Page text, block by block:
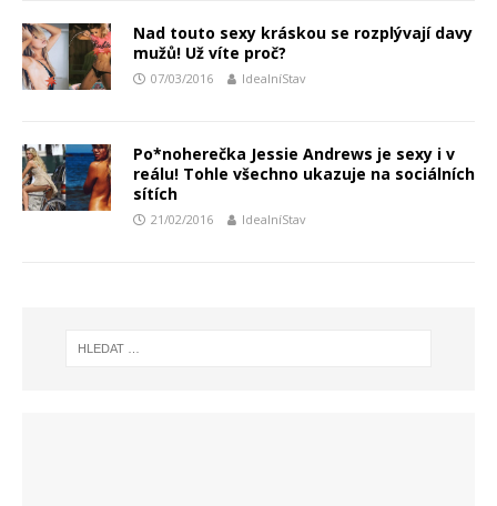
Nad touto sexy kráskou se rozplývají davy
mužů! Už víte proč?
07/03/2016 IdealníStav
Po*noherečka Jessie Andrews je sexy i v
reálu! Tohle všechno ukazuje na sociálních
sítích
21/02/2016 IdealníStav